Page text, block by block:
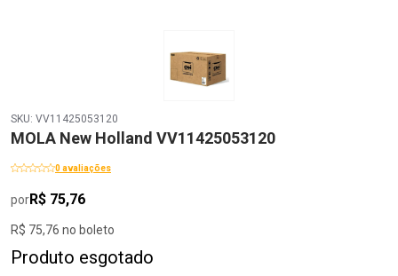
SKU: VV11425053120
MOLA New Holland VV11425053120
0 avaliações
porR$ 75,76
R$ 75,76 no boleto
Produto esgotado